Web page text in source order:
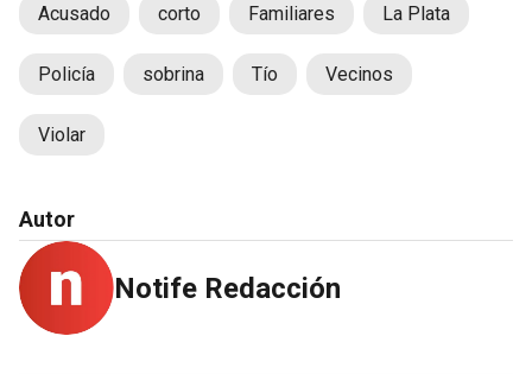
Acusado corto Familiares La Plata
Policía sobrina Tío Vecinos
Violar
Autor
Notife Redacción